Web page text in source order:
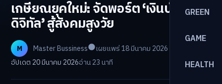
GREEN
GAME
HEALTH
เกษียณยุคใหม่: จัดพอร์ต ‘เงินบำนาญ
ดิจิทัล’ สู้สังคมสูงวัย
M Master Bussiness
เผยแพร่ 18 มีนาคม 2026
อัปเดต 20 มีนาคม 2026อ่าน 23 นาที